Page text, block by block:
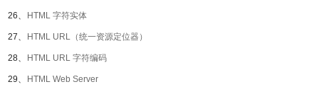
26、 HTML 字符实体
27、 HTML URL（统一资源定位器）
28、 HTML URL 字符编码
29、 HTML Web Server